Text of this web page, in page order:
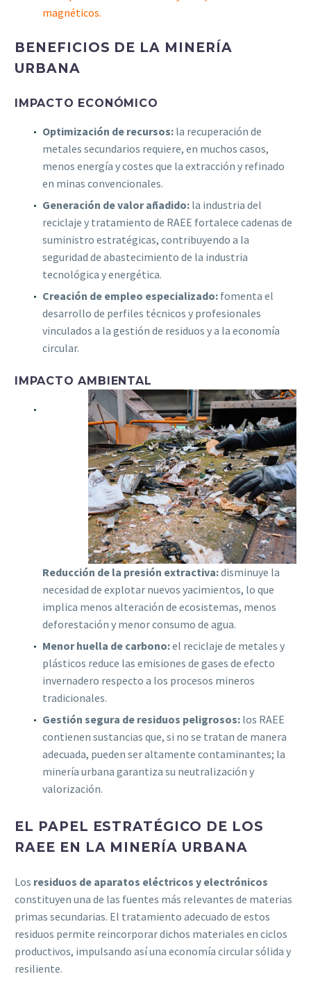
magnéticos.
BENEFICIOS DE LA MINERÍA
URBANA
IMPACTO ECONÓMICO
Optimización de recursos: la recuperación de
metales secundarios requiere, en muchos casos,
menos energía y costes que la extracción y refinado
en minas convencionales.
Generación de valor añadido: la industria del
reciclaje y tratamiento de RAEE fortalece cadenas de
suministro estratégicas, contribuyendo a la
seguridad de abastecimiento de la industria
tecnológica y energética.
Creación de empleo especializado: fomenta el
desarrollo de perfiles técnicos y profesionales
vinculados a la gestión de residuos y a la economía
circular.
IMPACTO AMBIENTAL
Reducción de la presión extractiva:disminuye la
necesidad de explotar nuevos yacimientos, lo que
implica menos alteración de ecosistemas, menos
deforestación y menor consumo de agua.
Menor huella de carbono:el reciclaje de metales y
plásticos reduce las emisiones de gases de efecto
invernadero respecto a los procesos mineros
tradicionales.
Gestión segura de residuos peligrosos: los RAEE
contienen sustancias que, si no se tratan de manera
adecuada, pueden ser altamente contaminantes; la
minería urbana garantiza su neutralización y
valorización.
EL PAPEL ESTRATÉGICO DE LOS
RAEE EN LA MINERÍA URBANA
Los residuos de aparatos eléctricos y electrónicos
constituyen una de las fuentes más relevantes de materias
primas secundarias. El tratamiento adecuado de estos
residuos permite reincorporar dichos materiales en ciclos
productivos, impulsando así una economía circular sólida y
resiliente.